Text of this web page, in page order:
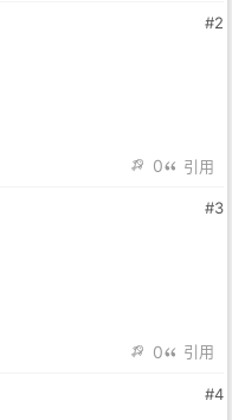
#2
0 引用
#3
0 引用
#4